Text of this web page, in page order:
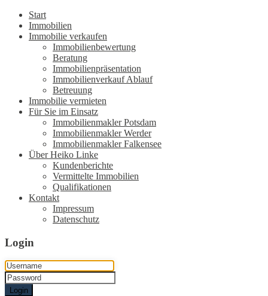
Start
Immobilien
Immobilie verkaufen
Immobilienbewertung
Beratung
Immobilienpräsentation
Immobilienverkauf Ablauf
Betreuung
Immobilie vermieten
Für Sie im Einsatz
Immobilienmakler Potsdam
Immobilienmakler Werder
Immobilienmakler Falkensee
Über Heiko Linke
Kundenberichte
Vermittelte Immobilien
Qualifikationen
Kontakt
Impressum
Datenschutz
Login
Login